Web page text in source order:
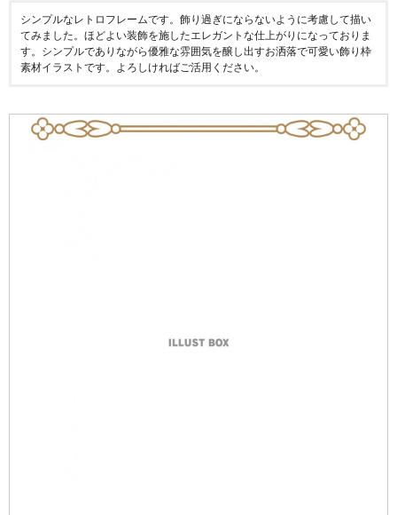
シンプルなレトロフレームです。飾り過ぎにならないように考慮して描い
てみました。ほどよい装飾を施したエレガントな仕上がりになっておりま
す。シンプルでありながら優雅な雰囲気を醸し出すお洒落で可愛い飾り枠
素材イラストです。よろしければご活用ください。